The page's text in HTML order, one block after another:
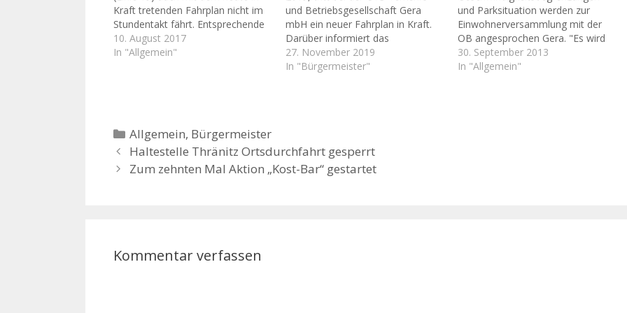
Kraft tretenden Fahrplan nicht im
Stundentakt fährt. Entsprechende
Hoffnungen seien bei einer
Einwohnerversammlung im April
10. August 2017
In "Allgemein"
und Betriebsgesellschaft Gera
mbH ein neuer Fahrplan in Kraft.
Darüber informiert das
Unternehmen. Zeitgleich werden
die ehemaligen GVB-Linien 22, 27,
27. November 2019
In "Bürgermeister"
und Parksituation werden zur
Einwohnerversammlung mit der
OB angesprochen Gera. "Es wird
geprüft." und "Wir nehmen es mit."
- Das waren die beiden Sätze, die
30. September 2013
In "Allgemein"
Kategorien
Allgemein, Bürgermeister
Haltestelle Thränitz Ortsdurchfahrt gesperrt
Zum zehnten Mal Aktion „Kost-Bar“ gestartet
Kommentar verfassen